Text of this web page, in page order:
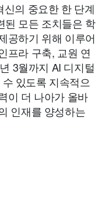
의 중요한 한 단계
된 모든 조치들은 학
공하기 위해 이루어
프라 구축, 교원 연
3월까지 AI 디지털
있도록 지속적으
이 더 나아가 올바
인재를 양성하는